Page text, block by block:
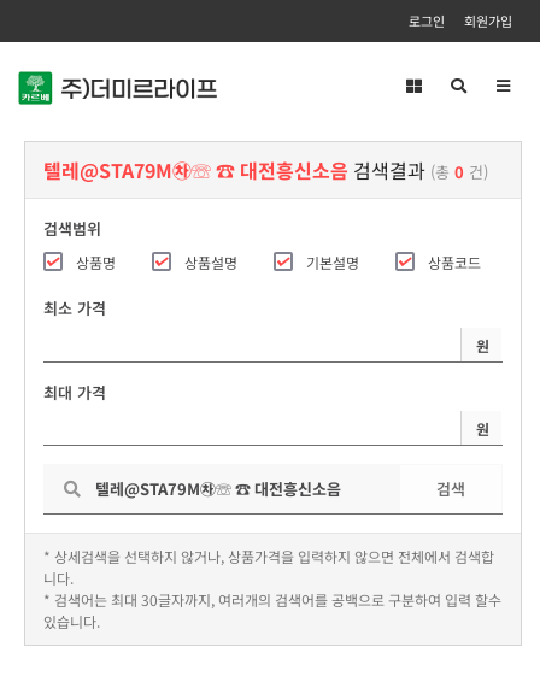
로그인 회원가입
텔레@STA79M㉷☏ ☎ 대전흥신소음 검색결과 (총 0 건)
검색범위
상품명 상품설명 기본설명 상품코드
최소 가격
원
최대 가격
원
검색
* 상세검색을 선택하지 않거나, 상품가격을 입력하지 않으면 전체에서 검색합
니다.
* 검색어는 최대 30글자까지, 여러개의 검색어를 공백으로 구분하여 입력 할수
있습니다.